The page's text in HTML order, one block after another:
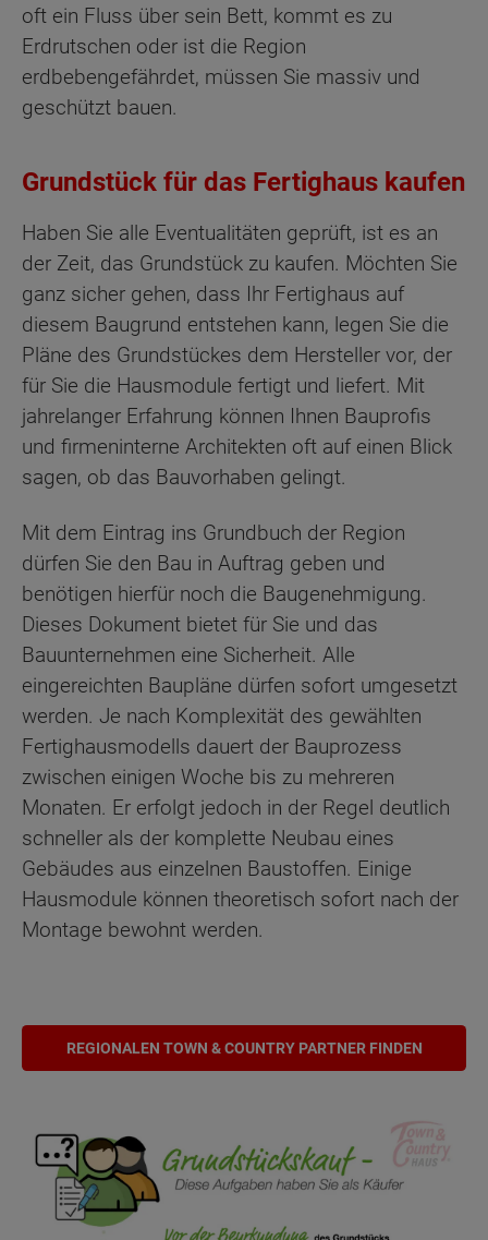
oft ein Fluss über sein Bett, kommt es zu
Erdrutschen oder ist die Region
erdbebengefährdet, müssen Sie massiv und
geschützt bauen.
Grundstück für das Fertighaus kaufen
Haben Sie alle Eventualitäten geprüft, ist es an
der Zeit, das Grundstück zu kaufen. Möchten Sie
ganz sicher gehen, dass Ihr Fertighaus auf
diesem Baugrund entstehen kann, legen Sie die
Pläne des Grundstückes dem Hersteller vor, der
für Sie die Hausmodule fertigt und liefert. Mit
jahrelanger Erfahrung können Ihnen Bauprofis
und firmeninterne Architekten oft auf einen Blick
sagen, ob das Bauvorhaben gelingt.
Mit dem Eintrag ins Grundbuch der Region
dürfen Sie den Bau in Auftrag geben und
benötigen hierfür noch die Baugenehmigung.
Dieses Dokument bietet für Sie und das
Bauunternehmen eine Sicherheit. Alle
eingereichten Baupläne dürfen sofort umgesetzt
werden. Je nach Komplexität des gewählten
Fertighausmodells dauert der Bauprozess
zwischen einigen Woche bis zu mehreren
Monaten. Er erfolgt jedoch in der Regel deutlich
schneller als der komplette Neubau eines
Gebäudes aus einzelnen Baustoffen. Einige
Hausmodule können theoretisch sofort nach der
Montage bewohnt werden.
REGIONALEN TOWN & COUNTRY PARTNER FINDEN